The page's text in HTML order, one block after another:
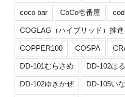
coco bar CoCo壱番屋
COGLAG（ハイブリッド）推
COPPER100 COSPA
DD-101むらさめ DD-102は
DD-102ゆきかぜ DD-105い